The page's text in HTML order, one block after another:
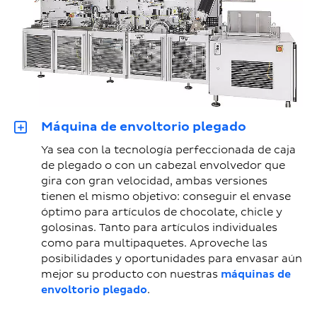
Máquina de envoltorio plegado
Ya sea con la tecnología perfeccionada de caja
de plegado o con un cabezal envolvedor que
gira con gran velocidad, ambas versiones
tienen el mismo objetivo: conseguir el envase
óptimo para artículos de chocolate, chicle y
golosinas. Tanto para artículos individuales
como para multipaquetes. Aproveche las
posibilidades y oportunidades para envasar aún
mejor su producto con nuestras máquinas de
envoltorio plegado.